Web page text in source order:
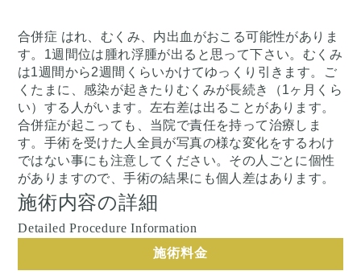
合併症 はれ、むくみ、内出血がおこる可能性がありま
す。1週間位は腫れ浮腫が出ると思って下さい。むくみ
は1週間から2週間くらいかけてゆっくり引きます。ご
くたまに、感染が起きたりむくみが長続き（1ヶ月くら
い）する人がいます。左右差は出ることがあります。
合併症が起こっても、当院で責任を持って治療しま
す。手術を受けた人全員が写真の様な変化をするわけ
ではない事にも注意してください。その人ごとに個性
がありますので、手術の結果にも個人差はあります。
施術内容の詳細
Detailed Procedure Information
施術料金